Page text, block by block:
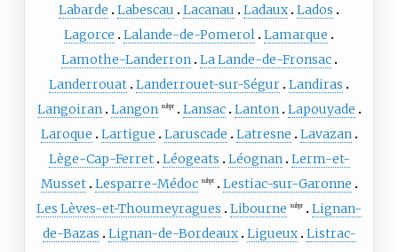
Labarde
Labescau Lacanau Ladaux Lados
Lagorce
Lalande-de-Pomerol Lamarque
Lamothe-Landerron La Lande-de-Fronsac
Landerrouat Landerrouet-sur-Ségur Landiras
Langoiran Langon subpr Lansac Lanton Lapouyade
Laroque
Lartigue Laruscade Latresne
Lavazan
Lège-Cap-Ferret Léogeats Léognan Lerm-et-
Musset Lesparre-Médoc subpr
Lestiac-sur-Garonne
Les Lèves-et-Thoumeyragues
Libourne subpr
Lignan-
de-Bazas
Lignan-de-Bordeaux Ligueux Listrac-